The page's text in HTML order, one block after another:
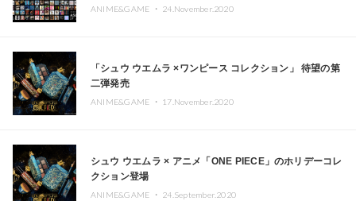
ANIME&GAME ・ 24.November.2020
「シュウ ウエムラ ×ワンピース コレクション」 待望の第
二弾発売
ANIME&GAME ・ 17.November.2020
シュウ ウエムラ × アニメ「ONE PIECE」のホリデーコレ
クション登場
ANIME&GAME ・ 24.September.2020